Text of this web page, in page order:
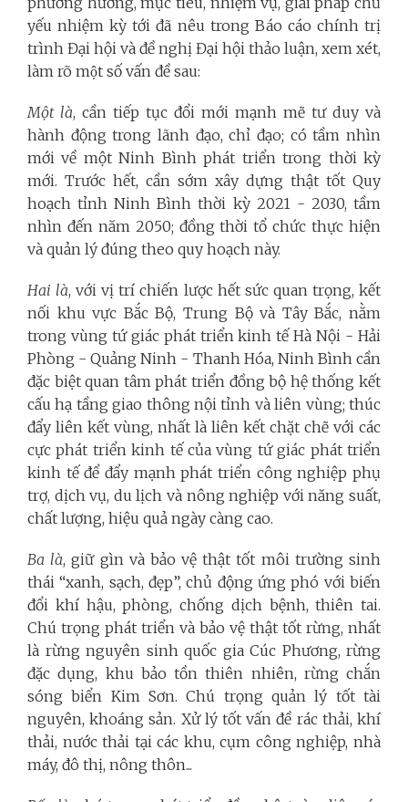
yếu nhiệm kỳ tới đã nêu trong Báo cáo chính trị
trình Đại hội và đề nghị Đại hội thảo luận, xem xét,
làm rõ một số vấn đề sau:
Một là, cần tiếp tục đổi mới mạnh mẽ tư duy và
hành động trong lãnh đạo, chỉ đạo; có tầm nhìn
mới về một Ninh Bình phát triển trong thời kỳ
mới. Trước hết, cần sớm xây dựng thật tốt Quy
hoạch tỉnh Ninh Bình thời kỳ 2021 - 2030, tầm
nhìn đến năm 2050; đồng thời tổ chức thực hiện
và quản lý đúng theo quy hoạch này.
Hai là, với vị trí chiến lược hết sức quan trọng, kết
nối khu vực Bắc Bộ, Trung Bộ và Tây Bắc, nằm
trong vùng tứ giác phát triển kinh tế Hà Nội - Hải
Phòng - Quảng Ninh - Thanh Hóa, Ninh Bình cần
đặc biệt quan tâm phát triển đồng bộ hệ thống kết
cấu hạ tầng giao thông nội tỉnh và liên vùng; thúc
đẩy liên kết vùng, nhất là liên kết chặt chẽ với các
cực phát triển kinh tế của vùng tứ giác phát triển
kinh tế để đẩy mạnh phát triển công nghiệp phụ
trợ, dịch vụ, du lịch và nông nghiệp với năng suất,
chất lượng, hiệu quả ngày càng cao.
Ba là, giữ gìn và bảo vệ thật tốt môi trường sinh
thái “xanh, sạch, đẹp”, chủ động ứng phó với biến
đổi khí hậu, phòng, chống dịch bệnh, thiên tai.
Chú trọng phát triển và bảo vệ thật tốt rừng, nhất
là rừng nguyên sinh quốc gia Cúc Phương, rừng
đặc dụng, khu bảo tồn thiên nhiên, rừng chắn
sóng biển Kim Sơn. Chú trọng quản lý tốt tài
nguyên, khoáng sản. Xử lý tốt vấn đề rác thải, khí
thải, nước thải tại các khu, cụm công nghiệp, nhà
máy, đô thị, nông thôn...